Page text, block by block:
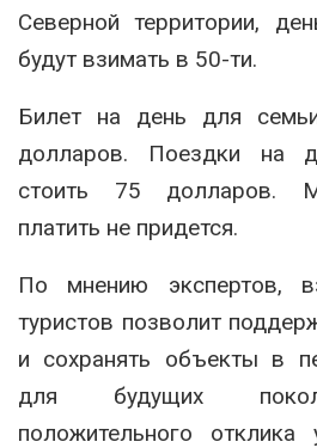
Северной территории,
будут взимать в 50-ти.
Билет на день для
долларов. Поездки на
стоить 75 долларов.
платить не придется.
По мнению экспертов,
туристов позволит
и сохранять объекты в
для будущих
положительного